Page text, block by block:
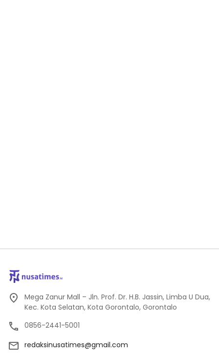
Mega Zanur Mall – Jln. Prof. Dr. H.B. Jassin, Limba U Dua,
Kec. Kota Selatan, Kota Gorontalo, Gorontalo
0856-2441-5001
redaksinusatimes@gmail.com